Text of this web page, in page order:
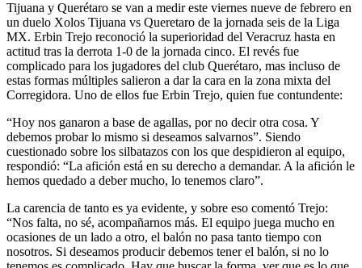
Tijuana y Querétaro se van a medir este viernes nueve de febrero en
un duelo Xolos Tijuana vs Queretaro de la jornada seis de la Liga
MX. Erbin Trejo reconoció la superioridad del Veracruz hasta en
actitud tras la derrota 1-0 de la jornada cinco. El revés fue
complicado para los jugadores del club Querétaro, mas incluso de
estas formas múltiples salieron a dar la cara en la zona mixta del
Corregidora. Uno de ellos fue Erbin Trejo, quien fue contundente:
“Hoy nos ganaron a base de agallas, por no decir otra cosa. Y
debemos probar lo mismo si deseamos salvarnos”. Siendo
cuestionado sobre los silbatazos con los que despidieron al equipo,
respondió: “La afición está en su derecho a demandar. A la afición le
hemos quedado a deber mucho, lo tenemos claro”.
La carencia de tanto es ya evidente, y sobre eso comentó Trejo:
“Nos falta, no sé, acompañarnos más. El equipo juega mucho en
ocasiones de un lado a otro, el balón no pasa tanto tiempo con
nosotros. Si deseamos producir debemos tener el balón, si no lo